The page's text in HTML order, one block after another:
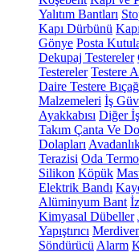
Yalıtım Bantları
Kapı Dürbünü
Gönye Posta
Dekupaj Testereler
Testereler Testere
Daire Testere
Malzemeleri İş
Ayakkabısı Diğer
Takım Çanta Ve
Dolapları
Terazisi Oda
Silikon Köpük
Elektrik Bandı
Alüminyum Bant
Kimyasal Dübeller
Yapıştırıcı
Söndürücü Alarm